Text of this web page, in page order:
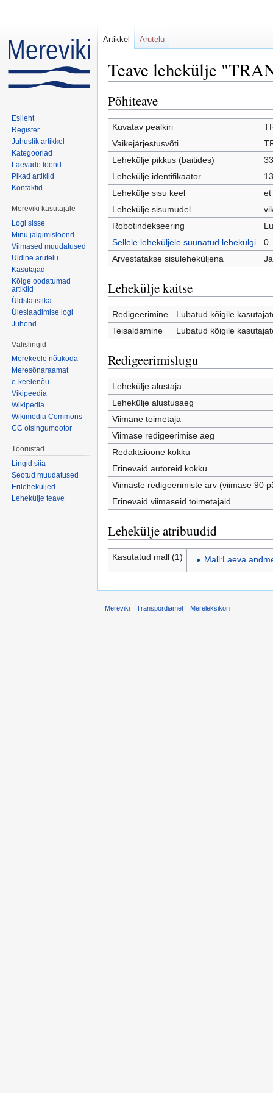
Teave lehekülje
Põhiteave
Kuvatav pealkiri
Vaikejärjestusvõti
Lehekülje pikkus (baitides)
Lehekülje identifikaator
Lehekülje sisu keel
et
Lehekülje sisumudel
Robotindekseering
Sellele leheküljele suunatud lehekülgi
0
Arvestatakse sisuleheküljena
Lehekülje kaitse
Redigeerimine
Lubatud kõigile
Teisaldamine
Lubatud kõigile
Redigeerimislugu
Lehekülje alustaja
Lehekülje alustusaeg
Viimane toimetaja
Viimase redigeerimise aeg
Redaktsioone kokku
Erinevaid autoreid kokku
Viimaste redigeerimiste arv (viimase 90
Erinevaid viimaseid toimetajaid
Lehekülje atribuudid
Kasutatud mall (1) Mall:Laeva
Artikkel Arutelu
Esileht
Register
Juhuslik artikkel
Kategooriad
Laevade loend
Pikad artiklid
Kontaktid
Mereviki kasutajale
Logi sisse
Minu jälgimisloend
Viimased muudatused
Üldine arutelu
Kasutajad
Kõige oodatumad
artiklid
Üldstatistika
Üleslaadimise logi
Juhend
Välislingid
Merekeele nõukoda
Meresõnaraamat
e-keelenõu
Vikipeedia
Wikipedia
Wikimedia Commons
CC otsingumootor
Tööriistad
Lingid siia
Seotud muudatused
Erileheküljed
Lehekülje teave
Mereviki Transpordiamet Mereleksikon